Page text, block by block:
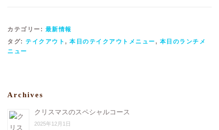
カテゴリー: 最新情報
タグ: テイクアウト , 本日のテイクアウトメニュー , 本日のランチメ
ニュー
Archives
クリスマスのスペシャルコース
2025年12月1日